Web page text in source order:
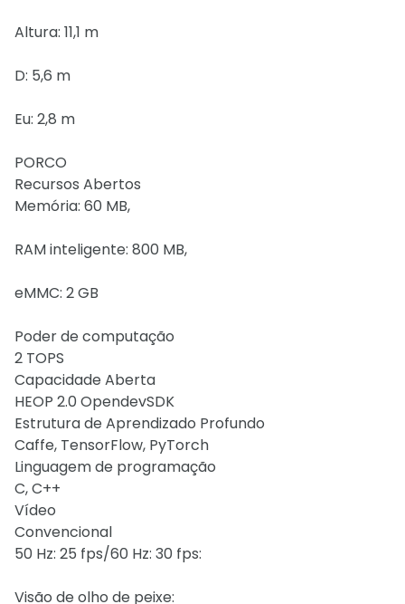
Altura: 11,1 m
D: 5,6 m
Eu: 2,8 m
PORCO
Recursos Abertos
Memória: 60 MB,
RAM inteligente: 800 MB,
eMMC: 2 GB
Poder de computação
2 TOPS
Capacidade Aberta
HEOP 2.0 OpendevSDK
Estrutura de Aprendizado Profundo
Caffe, TensorFlow, PyTorch
Linguagem de programação
C, C++
Vídeo
Convencional
50 Hz: 25 fps/60 Hz: 30 fps:
Visão de olho de peixe: